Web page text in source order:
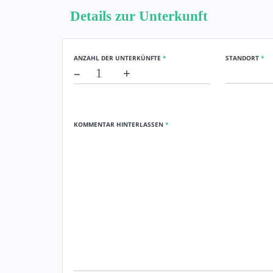
Details zur Unterkunft
ANZAHL DER UNTERKÜNFTE *
– +
STANDORT *
KOMMENTAR HINTERLASSEN *